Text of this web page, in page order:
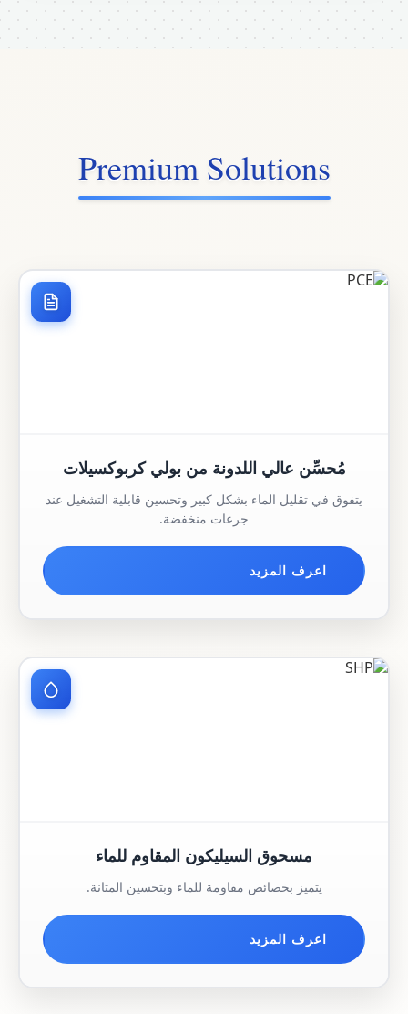
Premium Solutions
مُحسِّن عالي اللدونة من بولي كربوكسيلات
يتفوق في تقليل الماء بشكل كبير وتحسين قابلية التشغيل عند
جرعات منخفضة.
اعرف المزيد
مسحوق السيليكون المقاوم للماء
يتميز بخصائص مقاومة للماء وبتحسين المتانة.
اعرف المزيد